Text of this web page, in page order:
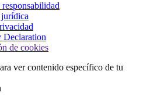
Declaration
de cookies
ver contenido específico de tu